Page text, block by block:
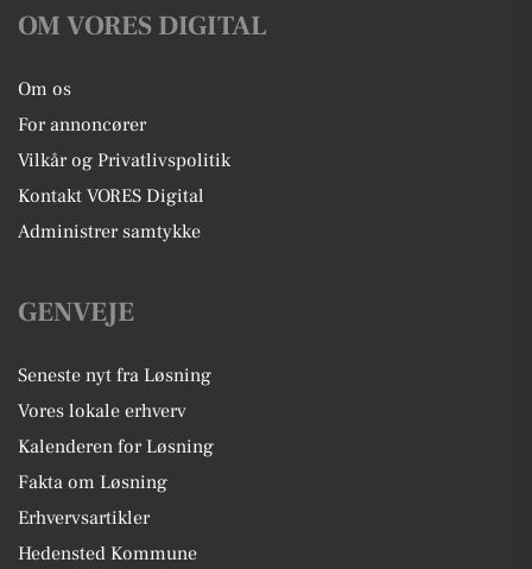
OM VORES DIGITAL
Om os
For annoncører
Vilkår og Privatlivspolitik
Kontakt VORES Digital
Administrer samtykke
GENVEJE
Seneste nyt fra Løsning
Vores lokale erhverv
Kalenderen for Løsning
Fakta om Løsning
Erhvervsartikler
Hedensted Kommune